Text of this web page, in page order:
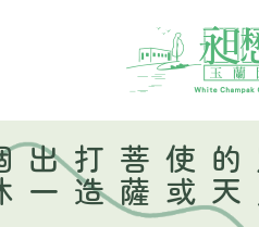
薩
打
造
出
一
個
休
閒
、
養生
、
創業